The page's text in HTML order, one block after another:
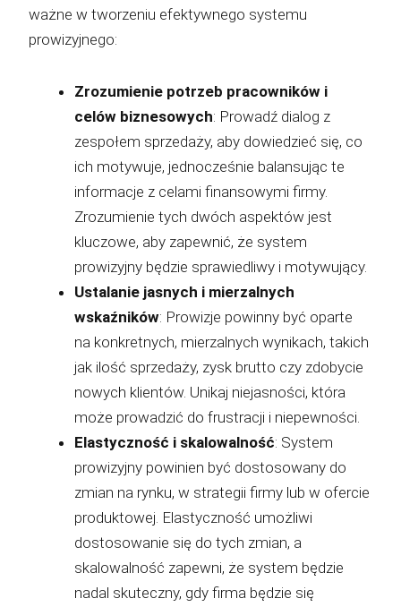
ważne w tworzeniu efektywnego systemu
prowizyjnego:
Zrozumienie potrzeb pracowników i
celów biznesowych: Prowadź dialog z
zespołem sprzedaży, aby dowiedzieć się, co
ich motywuje, jednocześnie balansując te
informacje z celami finansowymi firmy.
Zrozumienie tych dwóch aspektów jest
kluczowe, aby zapewnić, że system
prowizyjny będzie sprawiedliwy i motywujący.
Ustalanie jasnych i mierzalnych
wskaźników: Prowizje powinny być oparte
na konkretnych, mierzalnych wynikach, takich
jak ilość sprzedaży, zysk brutto czy zdobycie
nowych klientów. Unikaj niejasności, która
może prowadzić do frustracji i niepewności.
Elastyczność i skalowalność: System
prowizyjny powinien być dostosowany do
zmian na rynku, w strategii firmy lub w ofercie
produktowej. Elastyczność umożliwi
dostosowanie się do tych zmian, a
skalowalność zapewni, że system będzie
nadal skuteczny, gdy firma będzie się